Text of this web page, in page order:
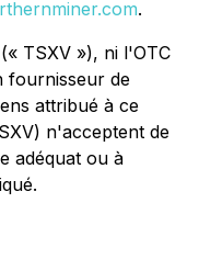
.
TSXV »), ni l'OTC
fournisseur de
attribué à ce
n'acceptent de
adéquat ou à